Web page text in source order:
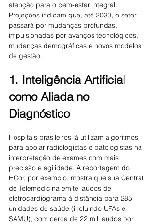
atenção para o bem-estar integral.
Projeções indicam que, até 2030, o setor
passará por mudanças profundas,
impulsionadas por avanços tecnológicos,
mudanças demográficas e novos modelos
de gestão.
1. Inteligência Artificial
como Aliada no
Diagnóstico
Hospitais brasileiros já utilizam algoritmos
para apoiar radiologistas e patologistas na
interpretação de exames com mais
precisão e agilidade. A reportagem do
HCor, por exemplo, mostra que sua Central
de Telemedicina emite laudos de
eletrocardiograma à distância para 285
unidades de saúde (incluindo UPAs e
SAMU), com cerca de 22 mil laudos por